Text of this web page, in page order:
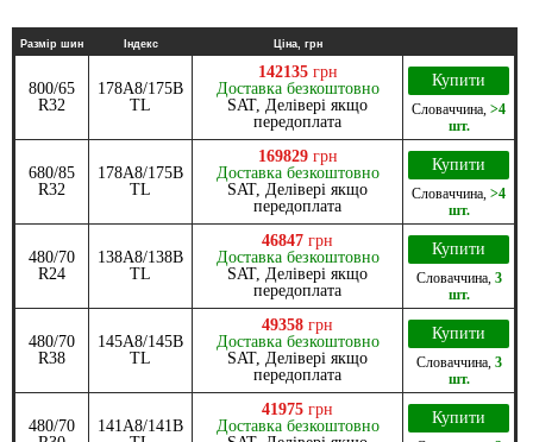
Размір шин Індекс Ціна, грн
800/65
R32
178A8/175B
TL
142135 грн
Доставка безкоштовно
SAT, Делівері якщо
передоплата
Купити
Словаччина >4
шт.
680/85
R32
178A8/175B
TL
169829 грн
Доставка безкоштовно
SAT, Делівері якщо
передоплата
Купити
Словаччина >4
шт.
480/70
R24
138A8/138B
TL
46847 грн
Доставка безкоштовно
SAT, Делівері якщо
передоплата
Купити
Словаччина, 3
шт.
480/70
R38
145A8/145B
TL
49358 грн
Доставка безкоштовно
SAT, Делівері якщо
передоплата
Купити
Словаччина, 3
шт.
480/70
141A8/141B
41975 грн
Доставка безкоштовно
Купити